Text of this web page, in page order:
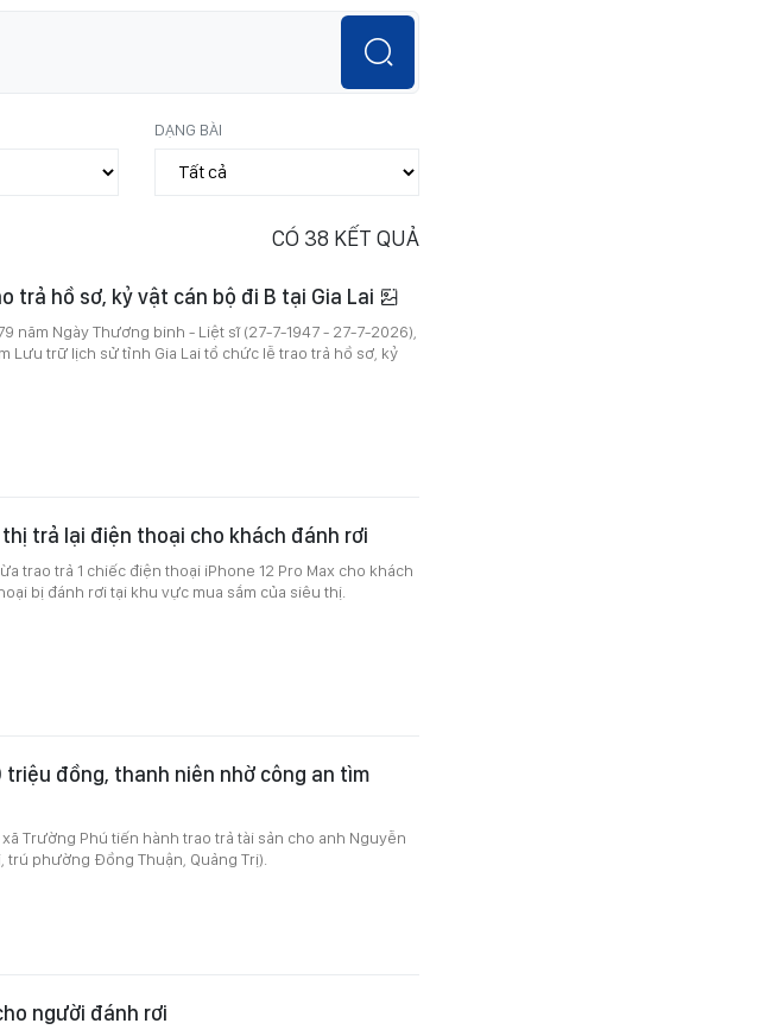
DẠNG BÀI
CÓ 38 KẾT QUẢ
trả hồ sơ, kỷ vật cán bộ đi B tại Gia Lai
năm Ngày Thương binh - Liệt sĩ (27-7-1947 - 27-7-2026),
Lưu trữ lịch sử tỉnh Gia Lai tổ chức lễ trao trả hồ sơ, kỷ
trả lại điện thoại cho khách đánh rơi
trao trả 1 chiếc điện thoại iPhone 12 Pro Max cho khách
bị đánh rơi tại khu vực mua sắm của siêu thị.
đồng, thanh niên nhờ công an tìm
xã Trường Phú tiến hành trao trả tài sản cho anh Nguyễn
trú phường Đồng Thuận, Quảng Trị).
người đánh rơi